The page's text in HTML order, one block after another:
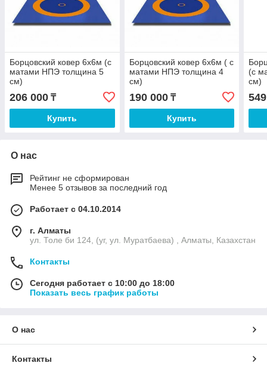
Борцовский ковер 6х6м (с
матами НПЭ толщина 5
см)
206 000 ₸
Купить
Борцовский ковер 6х6м ( с
матами НПЭ толщина 4
см)
190 000₸
Купить
(с
см)
О нас
Рейтинг не сформирован
Менее 5 отзывов за последний год
Работает с 04.10.2014
г. Алматы
ул. Толе би 124, (уг, ул. Муратбаева) , Алматы, Казахстан
Контакты
Сегодня работает с 10:00 до 18:00
Показать весь график работы
О нас
Контакты